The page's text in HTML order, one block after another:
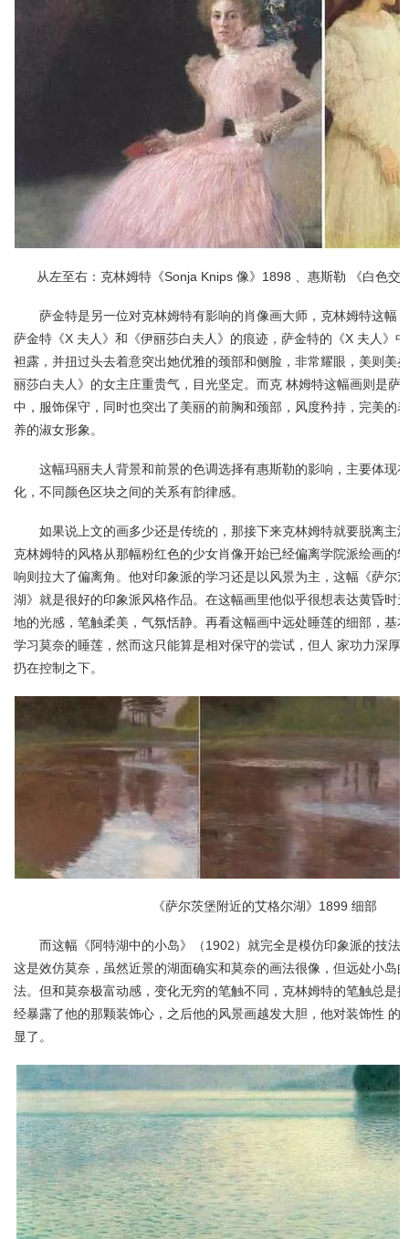
从左至右：克林姆特《Sonja Knips 像》1898 、惠斯勒 《白色交
萨金特是另一位对克林姆特有影响的肖像画大师，克林姆特这幅
萨金特《X 夫人》和《伊丽莎白夫人》的痕迹，萨金特的《X 夫人》
袒露，并扭过头去着意突出她优雅的颈部和侧脸，非常耀眼，美则美
丽莎白夫人》的女主庄重贵气，目光坚定。而克 林姆特这幅画则是萨
中，服饰保守，同时也突出了美丽的前胸和颈部，风度矜持，完美的
养的淑女形象。
这幅玛丽夫人背景和前景的色调选择有惠斯勒的影响，主要体现
化，不同颜色区块之间的关系有韵律感。
如果说上文的画多少还是传统的，那接下来克林姆特就要脱离主
克林姆特的风格从那幅粉红色的少女肖像开始已经偏离学院派绘画的
响则拉大了偏离角。他对印象派的学习还是以风景为主，这幅《萨尔
湖》就是很好的印象派风格作品。在这幅画里他似乎很想表达黄昏时
地的光感，笔触柔美，气氛恬静。再看这幅画中远处睡莲的细部，基
学习莫奈的睡莲，然而这只能算是相对保守的尝试，但人 家功力深厚
扔在控制之下。
《萨尔茨堡附近的艾格尔湖》1899 细部
而这幅《阿特湖中的小岛》（1902）就完全是模仿印象派的技法
这是效仿莫奈，虽然近景的湖面确实和莫奈的画法很像，但远处小岛
法。但和莫奈极富动感，变化无穷的笔触不同，克林姆特的笔触总是
经暴露了他的那颗装饰心，之后他的风景画越发大胆，他对装饰性 的
显了。